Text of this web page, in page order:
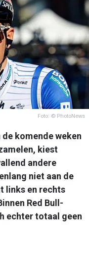
Foto: © PhotoNews
komende weken
kiest
andere
niet aan de
links en rechts
Red Bull-
echter totaal geen